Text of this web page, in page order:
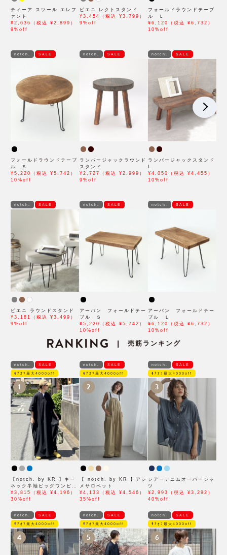
ティーア スツール エレフ
ァント
¥2,636（税込 ¥2,899）
9%off
ピエニ レクトスタンド
¥3,454（税込 ¥3,799）
9%off
フォールドラウンドテーブ
ル Ｌ
¥6,120（税込 ¥6,732）
10%off
notch. SALE
フォールドラウンドテーブ
ル Ｓ
¥5,220（税込 ¥5,742）
10%off
notch. SALE
ランバージャックラウンド
スタンド
¥2,727（税込 ¥2,999）
9%off
notch. SALE
ランバージャックスタンド
L
¥4,050（税込 ¥4,455）
10%off
notch. SALE
ピエニ ラウンドスタンド
¥3,181（税込 ¥3,499）
9%off
notch. SALE
アーバン フォールドテー
ブル Ｓ
¥5,220（税込 ¥5,742）
10%off
notch. SALE
アーバン フォールドテー
ブル Ｌ
¥6,120（税込 ¥6,732）
10%off
RANKING | 売筋ランキング
notch. SALE
ﾓｱｵﾌ最大4000off
1
【notch. by KR 】キー
ネック半袖ビッグワンピー
ス
¥3,815（税込 ¥4,196）
30%off
notch. SALE
ﾓｱｵﾌ最大4000off
2
【 notch. by KR 】アシ
メサロペット
¥4,133（税込 ¥4,546）
35%off
notch. SALE
ﾓｱｵﾌ最大4000off
3
シアーデニムオーバーシャ
ツ
¥2,993（税込 ¥3,292）
40%off
notch. SALE
ﾓｱｵﾌ最大4000off
4
notch. SALE
ﾓｱｵﾌ最大4000off
5
notch. SALE
ﾓｱｵﾌ最大4000off
6